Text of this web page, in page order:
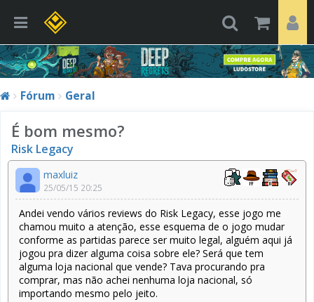
Fórum Geral
É bom mesmo?
Risk Legacy
maxluiz
25/05/15 20:25
Andei vendo vários reviews do Risk Legacy, esse jogo me
chamou muito a atenção, esse esquema de o jogo mudar
conforme as partidas parece ser muito legal, alguém aqui já
jogou pra dizer alguma coisa sobre ele? Será que tem
alguma loja nacional que vende? Tava procurando pra
comprar, mas não achei nenhuma loja nacional, só
importando mesmo pelo jeito.